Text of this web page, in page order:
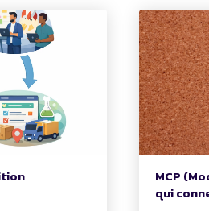
MCP
qui